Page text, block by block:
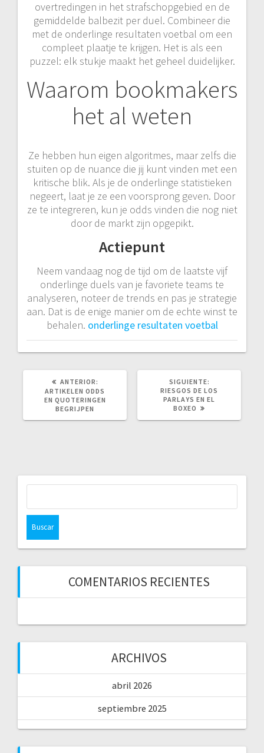
overtredingen in het strafschopgebied en de
gemiddelde balbezit per duel. Combineer die
met de onderlinge resultaten voetbal om een
compleet plaatje te krijgen. Het is als een
puzzel: elk stukje maakt het geheel duidelijker.
Waarom bookmakers
het al weten
Ze hebben hun eigen algoritmes, maar zelfs die
stuiten op de nuance die jij kunt vinden met een
kritische blik. Als je de onderlinge statistieken
negeert, laat je ze een voorsprong geven. Door
ze te integreren, kun je odds vinden die nog niet
door de markt zijn opgepikt.
Actiepunt
Neem vandaag nog de tijd om de laatste vijf
onderlinge duels van je favoriete teams te
analyseren, noteer de trends en pas je strategie
aan. Dat is de enige manier om de echte winst te
behalen. onderlinge resultaten voetbal
ANTERIOR:
ANTERIOR:
ARTIKELEN ODDS
EN QUOTERINGEN
BEGRIJPEN
SIGUIENTE:
POST:
RIESGOS DE LOS
PARLAYS EN EL
BOXEO
COMENTARIOS RECIENTES
ARCHIVOS
abril 2026
septiembre 2025